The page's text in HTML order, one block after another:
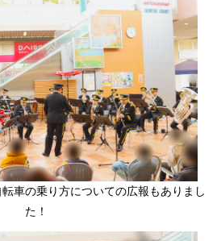
車の乗り方についての広報もありまし
た！